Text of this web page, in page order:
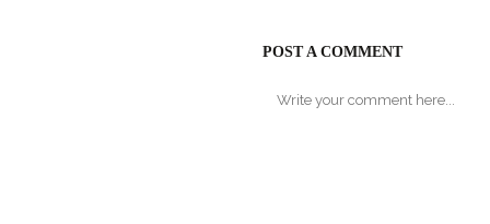
POST A COMMENT